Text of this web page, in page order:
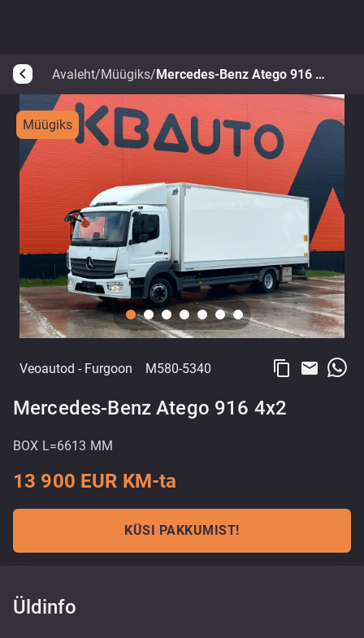
arrow_back_ios Avaleht/Müügiks/ Mercedes-Benz Atego 916 4x2
Müügiks
Veoautod - Furgoon M580-5340 content_copy email
Mercedes-Benz Atego 916 4x2
BOX L=6613 MM
13 900 EUR KM-ta
KÜSI PAKKUMIST!
Üldinfo